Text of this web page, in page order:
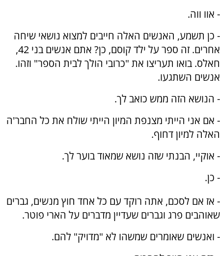
- אוו ווה.
- כן תשמע, האנשים האלה חייבים למצוא נושאי שיחה
אחרים. זה ספר על ילד קוסם, כן? אתם אנשים בני 42,
חאלס. בואו תעריצו את "כרובי הולך לבית הספר" וזהו.
אנשים השתגעו.
- הנושא הזה ממש כואב לך.
- אם אני הייתי מצנפת המיון הייתי שולח את כל החבר'ה
האלה למיון דחוף.
- אוקיי, הבנתי שזה נושא שמאוד בוער לך.
- כן.
- אז אם לסכם, אתה רוקד עם כל אחד חוץ מנשים, גברים
שאוהבים פרג וגברים שעדיין מדברים על הארי פוטר.
- ואנשים שאומרים שמשהו לא "מדויק" להם.